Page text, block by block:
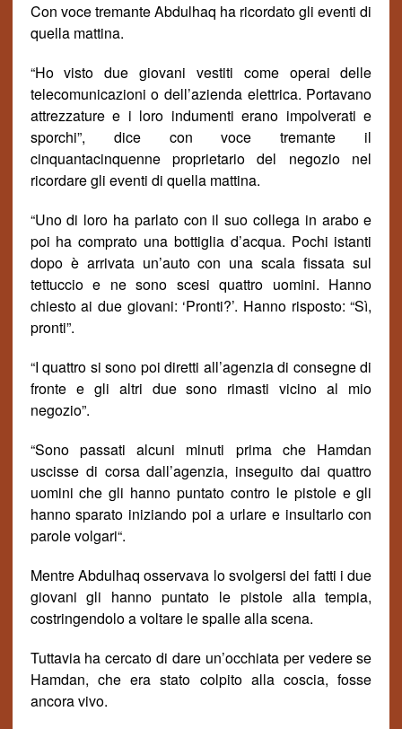
Con voce tremante Abdulhaq ha ricordato gli eventi di
quella mattina.
“Ho visto due giovani vestiti come operai delle
telecomunicazioni o dell’azienda elettrica. Portavano
attrezzature e i loro indumenti erano impolverati e
sporchi”, dice con voce tremante il
cinquantacinquenne proprietario del negozio nel
ricordare gli eventi di quella mattina.
“Uno di loro ha parlato con il suo collega in arabo e
poi ha comprato una bottiglia d’acqua. Pochi istanti
dopo è arrivata un’auto con una scala fissata sul
tettuccio e ne sono scesi quattro uomini. Hanno
chiesto ai due giovani: ‘Pronti?’. Hanno risposto: “Sì,
pronti”.
“I quattro si sono poi diretti all’agenzia di consegne di
fronte e gli altri due sono rimasti vicino al mio
negozio”.
“Sono passati alcuni minuti prima che Hamdan
uscisse di corsa dall’agenzia, inseguito dai quattro
uomini che gli hanno puntato contro le pistole e gli
hanno sparato iniziando poi a urlare e insultarlo con
parole volgari“.
Mentre Abdulhaq osservava lo svolgersi dei fatti i due
giovani gli hanno puntato le pistole alla tempia,
costringendolo a voltare le spalle alla scena.
Tuttavia ha cercato di dare un’occhiata per vedere se
Hamdan, che era stato colpito alla coscia, fosse
ancora vivo.